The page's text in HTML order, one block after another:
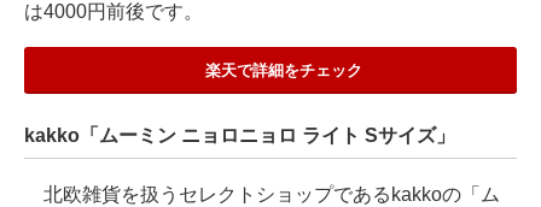
は4000円前後です。
楽天で詳細をチェック
kakko「ムーミン ニョロニョロ ライト Sサイズ」
北欧雑貨を扱うセレクトショップであるkakkoの「ム